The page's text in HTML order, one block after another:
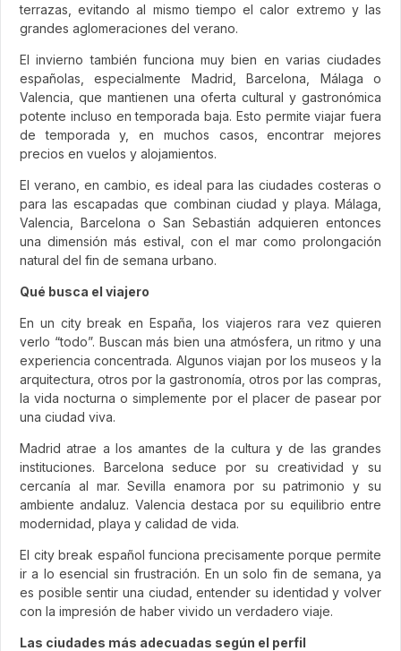
terrazas, evitando al mismo tiempo el calor extremo y las
grandes aglomeraciones del verano.
El invierno también funciona muy bien en varias ciudades
españolas, especialmente Madrid, Barcelona, Málaga o
Valencia, que mantienen una oferta cultural y gastronómica
potente incluso en temporada baja. Esto permite viajar fuera
de temporada y, en muchos casos, encontrar mejores
precios en vuelos y alojamientos.
El verano, en cambio, es ideal para las ciudades costeras o
para las escapadas que combinan ciudad y playa. Málaga,
Valencia, Barcelona o San Sebastián adquieren entonces
una dimensión más estival, con el mar como prolongación
natural del fin de semana urbano.
Qué busca el viajero
En un city break en España, los viajeros rara vez quieren
verlo “todo”. Buscan más bien una atmósfera, un ritmo y una
experiencia concentrada. Algunos viajan por los museos y la
arquitectura, otros por la gastronomía, otros por las compras,
la vida nocturna o simplemente por el placer de pasear por
una ciudad viva.
Madrid atrae a los amantes de la cultura y de las grandes
instituciones. Barcelona seduce por su creatividad y su
cercanía al mar. Sevilla enamora por su patrimonio y su
ambiente andaluz. Valencia destaca por su equilibrio entre
modernidad, playa y calidad de vida.
El city break español funciona precisamente porque permite
ir a lo esencial sin frustración. En un solo fin de semana, ya
es posible sentir una ciudad, entender su identidad y volver
con la impresión de haber vivido un verdadero viaje.
Las ciudades más adecuadas según el perfil